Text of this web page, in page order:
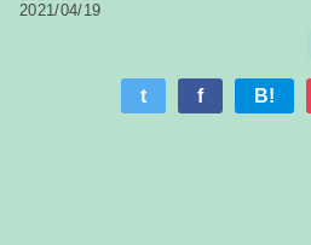
2021/04/19
t f B!